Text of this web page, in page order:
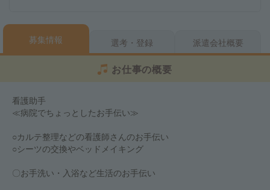
募集情報 選考・登録 派遣会社概要
お仕事の概要
看護助手
≪病院でちょっとしたお手伝い≫
○カルテ整理などの看護師さんのお手伝い
○シーツの交換やベッドメイキング
〇お手洗い・入浴など生活のお手伝い